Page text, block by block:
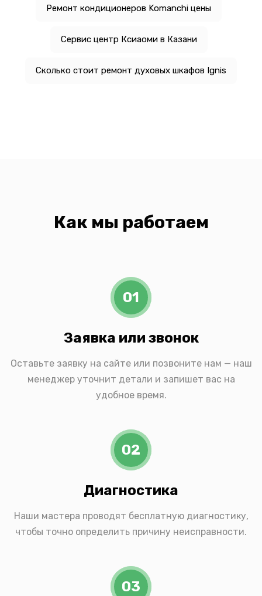
Ремонт кондиционеров Komanchi цены
Сервис центр Ксиаоми в Казани
Сколько стоит ремонт духовых шкафов Ignis
Как мы работаем
01
Заявка или звонок
Оставьте заявку на сайте или позвоните нам — наш
менеджер уточнит детали и запишет вас на
удобное время.
02
Диагностика
Наши мастера проводят бесплатную диагностику,
чтобы точно определить причину неисправности.
03